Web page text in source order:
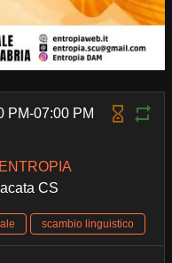
PM-07:00 PM
CS
scambio linguistico